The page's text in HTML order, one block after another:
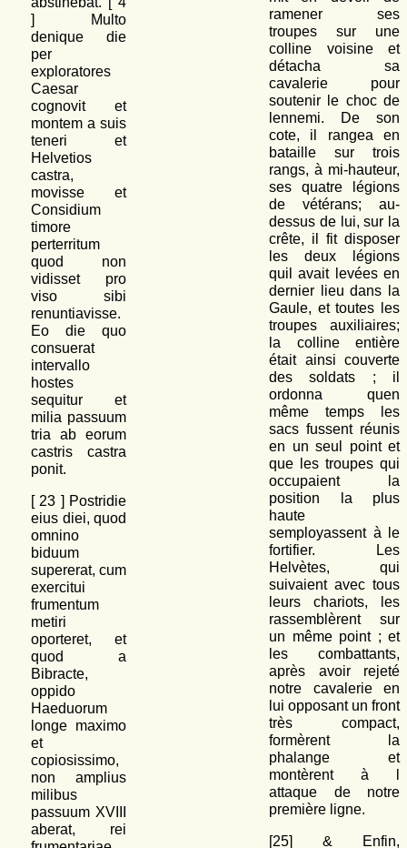
] Multo
denique die
per
exploratores
Caesar
cognovit et
montem a suis
teneri et
Helvetios
castra,
movisse et
Considium
timore
perterritum
quod non
vidisset pro
viso sibi
renuntiavisse.
Eo die quo
consuerat
intervallo
hostes
sequitur et
milia passuum
tria ab eorum
castris castra
ponit.
[ 23 ] Postridie
eius diei, quod
omnino
biduum
supererat, cum
exercitui
frumentum
metiri
oporteret, et
quod a
Bibracte,
oppido
Haeduorum
longe maximo
et
copiosissimo,
non amplius
milibus
passuum XVIII
aberat, rei
ramener ses
troupes sur une
colline voisine et
détacha sa
cavalerie pour
soutenir le choc de
lennemi. De son
cote, il rangea en
bataille sur trois
rangs, à mi-hauteur,
ses quatre légions
de vétérans; au-
dessus de lui, sur la
crête, il fit disposer
les deux légions
quil avait levées en
dernier lieu dans la
Gaule, et toutes les
troupes auxiliaires;
la colline entière
était ainsi couverte
des soldats ; il
ordonna quen
même temps les
sacs fussent réunis
en un seul point et
que les troupes qui
occupaient la
position la plus
haute
semployassent à le
fortifier. Les
Helvètes, qui
suivaient avec tous
leurs chariots, les
rassemblèrent sur
un même point ; et
les combattants,
après avoir rejeté
notre cavalerie en
lui opposant un front
très compact,
formèrent la
phalange et
montèrent à l
attaque de notre
première ligne.
[25] & Enfin,